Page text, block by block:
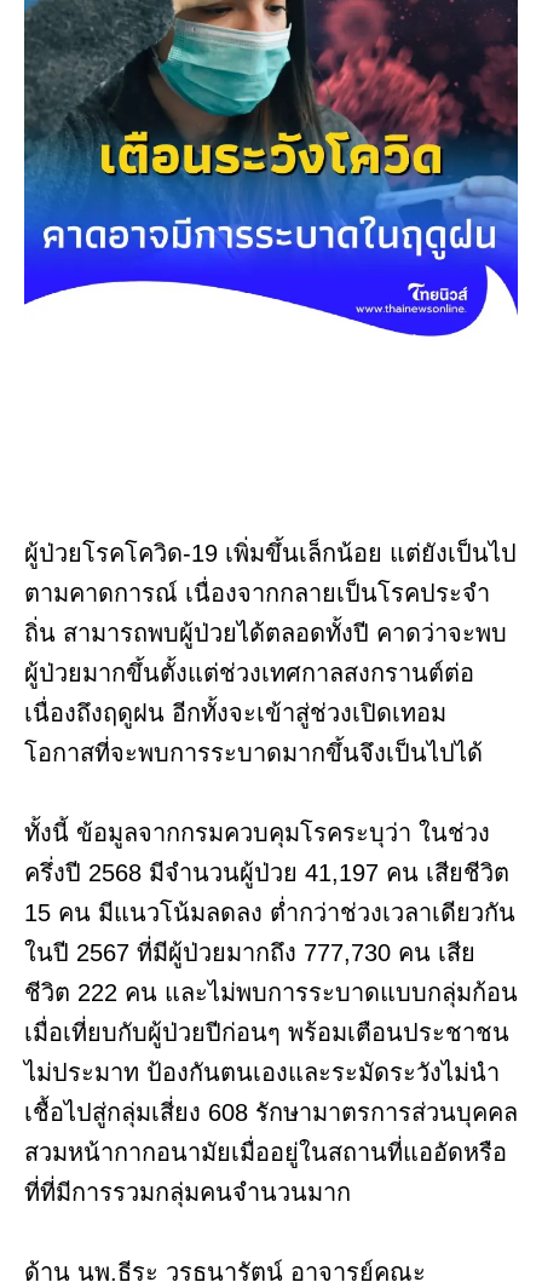
ผู้ป่วยโรคโควิด-19 เพิ่มขึ้นเล็กน้อย แต่ยังเป็นไป
ตามคาดการณ์ เนื่องจากกลายเป็นโรคประจำ
ถิ่น สามารถพบผู้ป่วยได้ตลอดทั้งปี คาดว่าจะพบ
ผู้ป่วยมากขึ้นตั้งแต่ช่วงเทศกาลสงกรานต์ต่อ
เนื่องถึงฤดูฝน อีกทั้งจะเข้าสู่ช่วงเปิดเทอม
โอกาสที่จะพบการระบาดมากขึ้นจึงเป็นไปได้
ทั้งนี้ ข้อมูลจากกรมควบคุมโรคระบุว่า ในช่วง
ครึ่งปี 2568 มีจำนวนผู้ป่วย 41,197 คน เสียชีวิต
15 คน มีแนวโน้มลดลง ต่ำกว่าช่วงเวลาเดียวกัน
ในปี 2567 ที่มีผู้ป่วยมากถึง 777,730 คน เสีย
ชีวิต 222 คน และไม่พบการระบาดแบบกลุ่มก้อน
เมื่อเที่ยบกับผู้ป่วยปีก่อนๆ พร้อมเตือนประชาชน
ไม่ประมาท ป้องกันตนเองและระมัดระวังไม่นำ
เชื้อไปสู่กลุ่มเสี่ยง 608 รักษามาตรการส่วนบุคคล
สวมหน้ากากอนามัยเมื่ออยู่ในสถานที่แออัดหรือ
ที่ที่มีการรวมกลุ่มคนจำนวนมาก
ด้าน นพ.ธีระ วรธนารัตน์ อาจารย์คณะ